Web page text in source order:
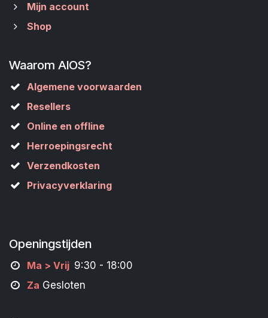
Mijn account
Shop
Waarom AIOS?
Algemene voorwaarden
Resellers
Online en offline
Herroepingsrecht
Verzendkosten
Privacyverklaring
Openingstijden
Ma > Vrij 9:30 - 18:00
Za Gesloten